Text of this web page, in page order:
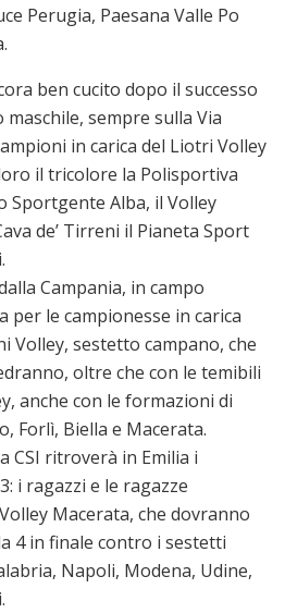
Perugia, Paesana Valle Po
ben cucito dopo il successo
sempre sulla Via
in carica del Liotri Volley
il tricolore la Polisportiva
Sportgente Alba, il Volley
de’ Tirreni il Pianeta Sport
Campania, in campo
per le campionesse in carica
Volley, sestetto campano, che
oltre che con le temibili
anche con le formazioni di
Forlì, Biella e Macerata.
CSI ritroverà in Emilia i
i ragazzi e le ragazze
Macerata, che dovranno
4 in finale contro i sestetti
Napoli, Modena, Udine,